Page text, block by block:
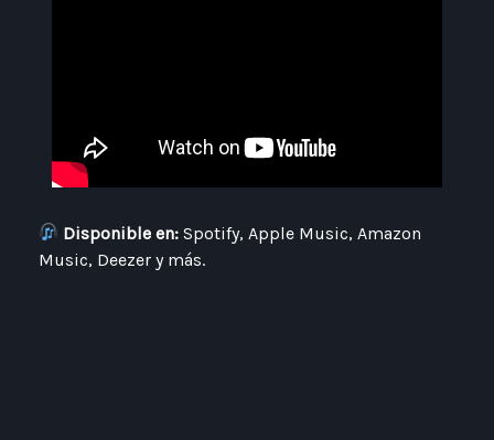
Disponible en: Spotify, Apple Music, Amazon
Music, Deezer y más.